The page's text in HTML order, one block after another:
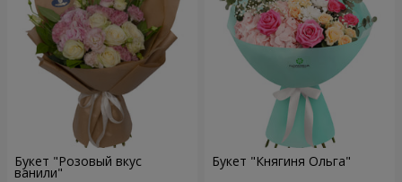
Букет "Розовый вкус
ванили"
Букет "Княгиня Ольга"